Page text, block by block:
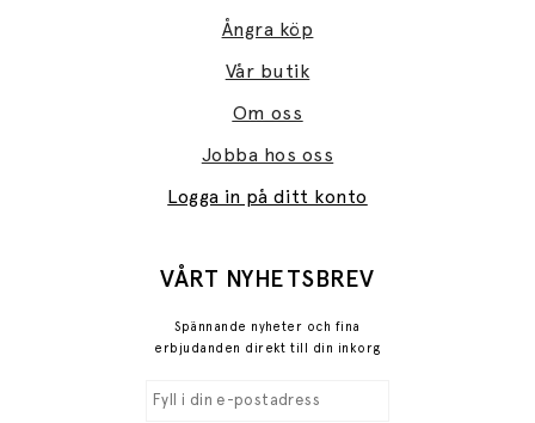
Ångra köp
Vår butik
Om oss
Jobba hos oss
Logga in på ditt konto
VÅRT NYHETSBREV
Spännande nyheter och fina
erbjudanden direkt till din inkorg